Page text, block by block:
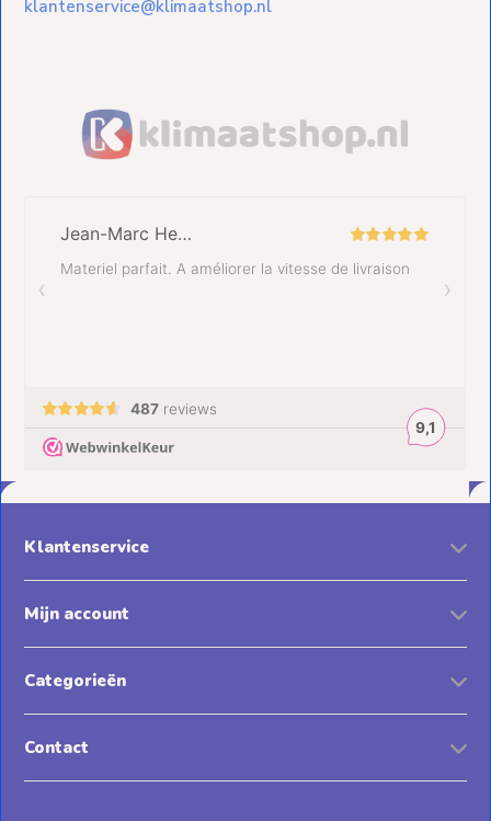
klantenservice@klimaatshop.nl
Klantenservice
Mijn account
Categorieën
Contact